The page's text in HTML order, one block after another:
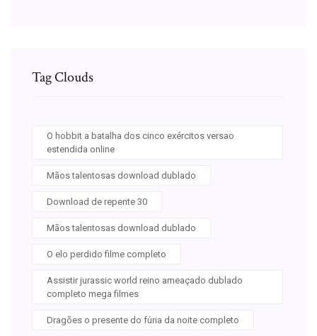
Tag Clouds
O hobbit a batalha dos cinco exércitos versao
estendida online
Mãos talentosas download dublado
Download de repente 30
Mãos talentosas download dublado
O elo perdido filme completo
Assistir jurassic world reino ameaçado dublado
completo mega filmes
Dragões o presente do fúria da noite completo